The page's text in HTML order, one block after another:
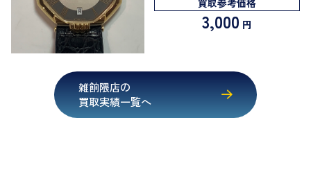
3,000 円
雑餉隈店の
買取実績一覧へ